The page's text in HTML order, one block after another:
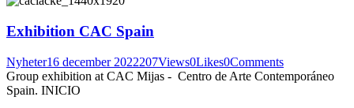
Exhibition CAC Spain
Nyheter16 december 2022207Views0Likes0Comments
Group exhibition at CAC Mijas - Centro de Arte Contemporáneo
Spain. INICIO